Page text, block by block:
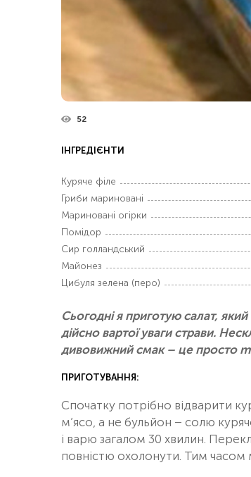
52
ІНГРЕДІЄНТИ
Куряче філе
Гриби мариновані
Мариновані огірки
Помідор
Сир голландський
Майонез
Цибуля зелена (перо)
Сьогодні я приготую салат,
дійсно вартої уваги страви.
дивовижний смак – це просто
ПРИГОТУВАННЯ:
Спочатку потрібно відварити
м’ясо, а не бульйон – солю
і варю загалом 30 хвилин.
повністю охолонути. Тим часом